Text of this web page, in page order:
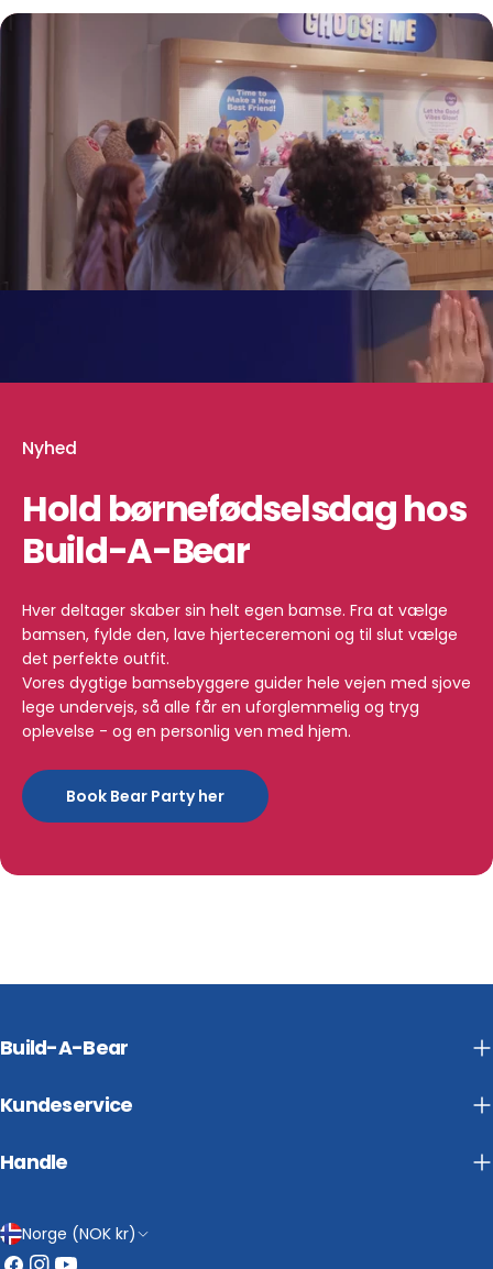
Nyhed
Hold børnefødselsdag hos
Build-A-Bear
Hver deltager skaber sin helt egen bamse. Fra at vælge
bamsen, fylde den, lave hjerteceremoni og til slut vælge
det perfekte outfit.
Vores dygtige bamsebyggere guider hele vejen med sjove
lege undervejs, så alle får en uforglemmelig og tryg
oplevelse - og en personlig ven med hjem.
Book Bear Party her
Build-A-Bear
Kundeservice
Handle
L
Norge (NOK kr)
Facebook
Instagram
YouTube